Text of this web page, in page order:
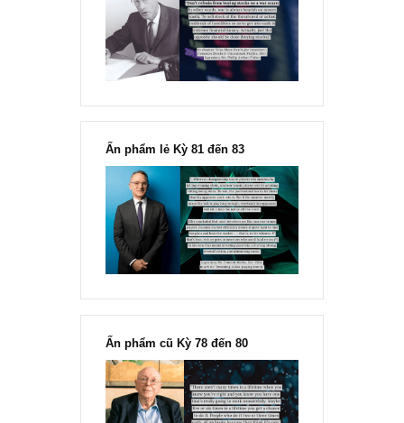
Theo nguyên tắc thì tiền chạy vào túi của các cổ đông anh
à, chúng tôi chưa hiểu ý câu hỏi của anh lắm…
[Ấn phẩm kỳ 82], 36/36 trang,
chính thức phát hành!!
Chu kỳ trong thái độ của đám